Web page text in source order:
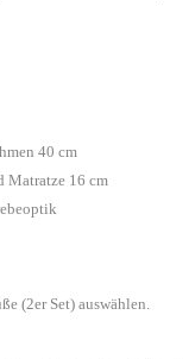
40 cm
Matratze 16 cm
(2er Set) auswählen.